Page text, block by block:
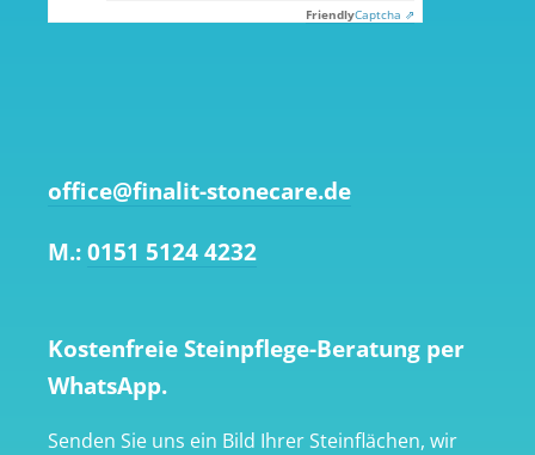
FriendlyCaptcha ⇗
office@finalit-stonecare.de
M.: 0151 5124 4232
Kostenfreie Steinpflege-Beratung per
WhatsApp.
Senden Sie uns ein Bild Ihrer Steinflächen, wir